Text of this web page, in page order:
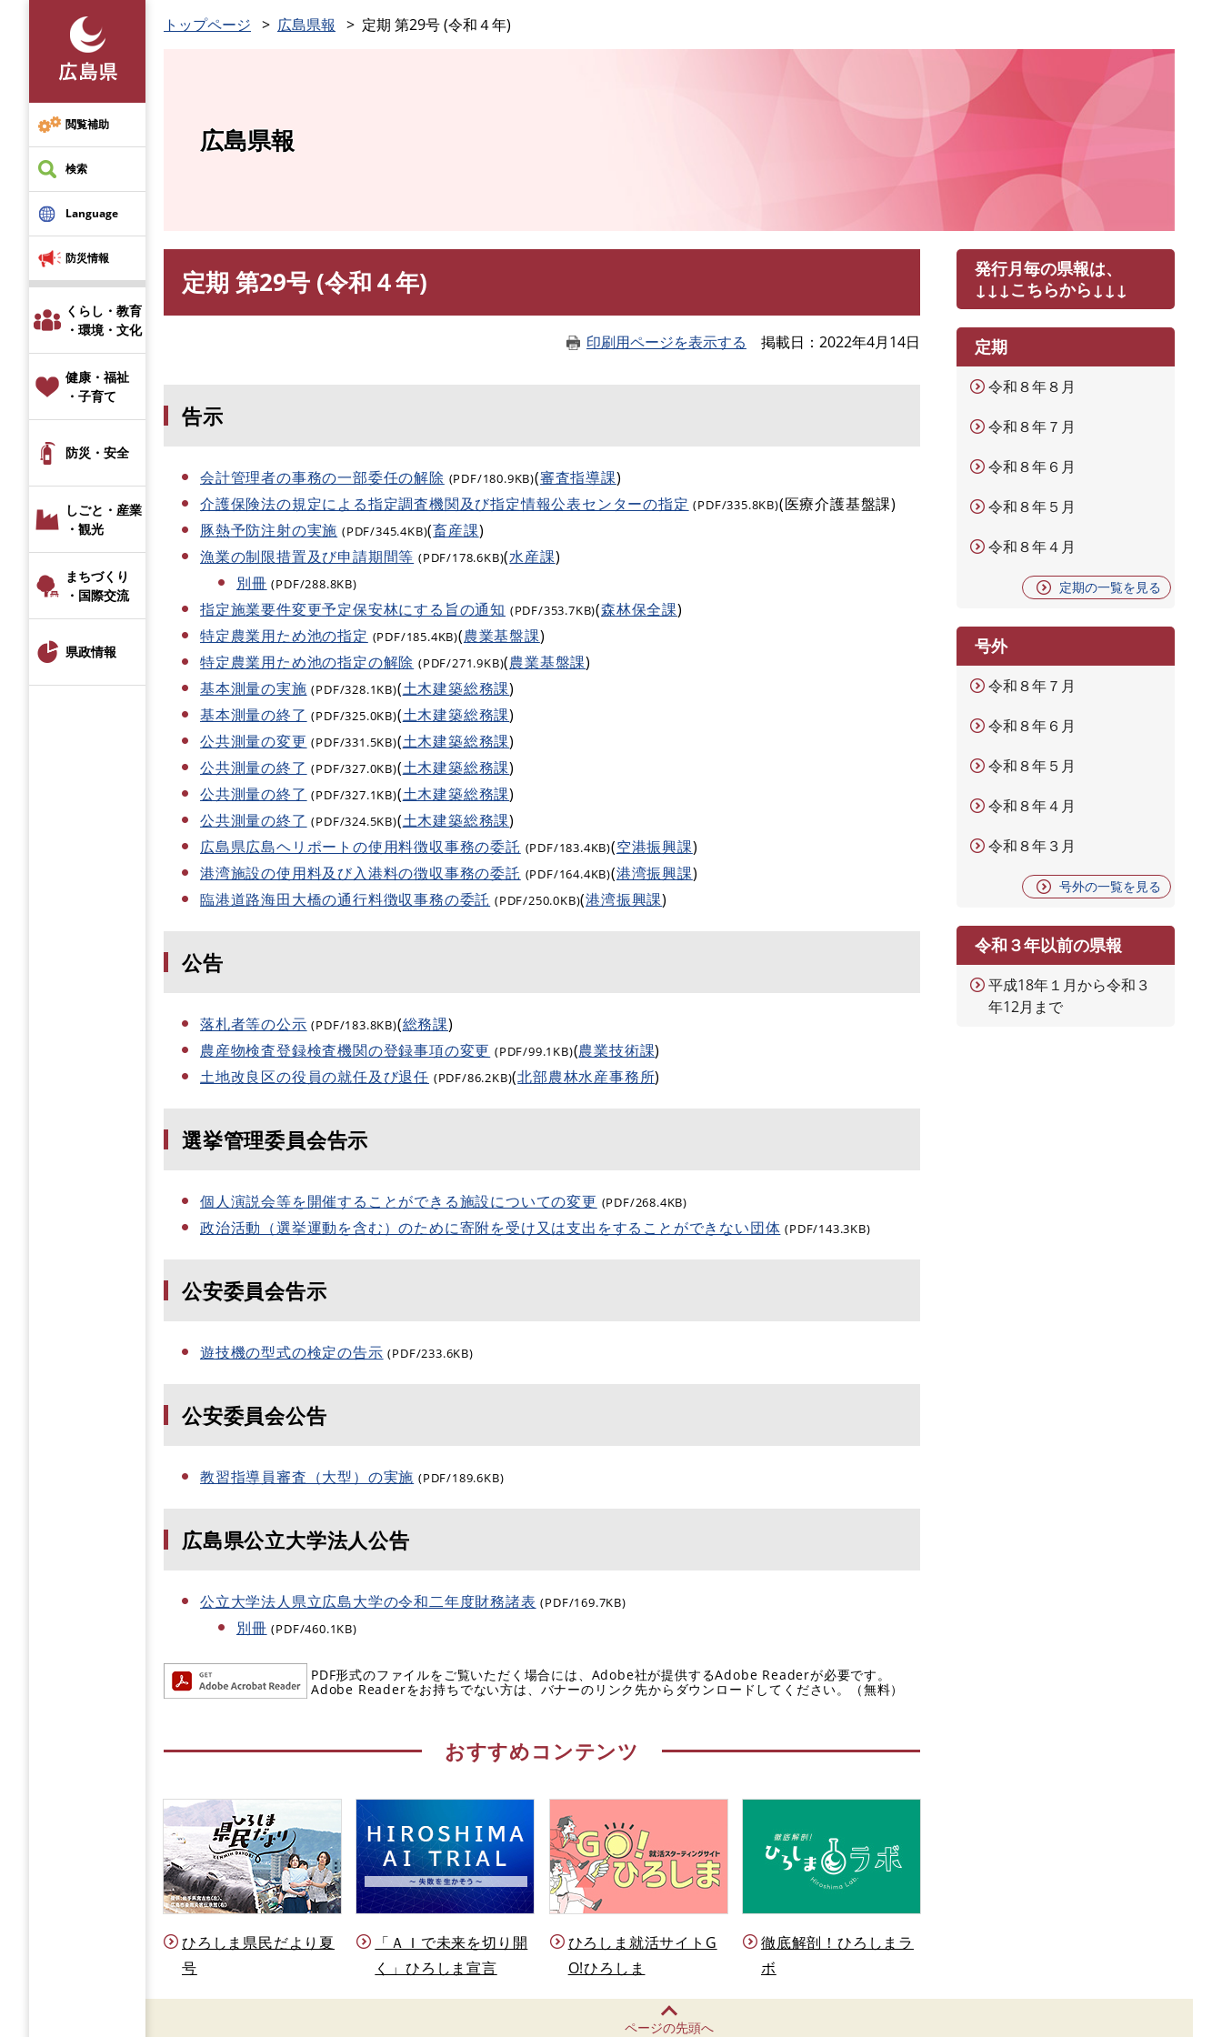
先
頭
で
す
閲覧補助
検索
Language
防災情報
くらし・教育
・環境・文化
健康・福祉
・子育て
防災・安全
しごと・産業
・観光
まちづくり
・国際交流
県政情報
トップページ 広島県報 定期 第29号 (令和４年)
広島県報
定期 第29号 (令和４年)
印刷用ページを表示する 掲載日 2022年4月14日
告示
会計管理者の事務の一部委任の解除 (PDF/180.9KB)(審査指導課)
介護保険法の規定による指定調査機関及び指定情報公表センターの指定 (PDF/335.8KB)(医療介護基盤課)
豚熱予防注射の実施 (PDF/345.4KB)(畜産課)
漁業の制限措置及び申請期間等 (PDF/178.6KB)(水産課)
別冊 (PDF/288.8KB)
指定施業要件変更予定保安林にする旨の通知 (PDF/353.7KB)(森林保全課)
特定農業用ため池の指定 (PDF/185.4KB)(農業基盤課)
特定農業用ため池の指定の解除 (PDF/271.9KB)(農業基盤課)
基本測量の実施 (PDF/328.1KB)(土木建築総務課)
基本測量の終了 (PDF/325.0KB)(土木建築総務課)
公共測量の変更 (PDF/331.5KB)(土木建築総務課)
公共測量の終了 (PDF/327.0KB)(土木建築総務課)
公共測量の終了 (PDF/327.1KB)(土木建築総務課)
公共測量の終了 (PDF/324.5KB)(土木建築総務課)
広島県広島ヘリポートの使用料徴収事務の委託 (PDF/183.4KB)(空港振興課)
港湾施設の使用料及び入港料の徴収事務の委託 (PDF/164.4KB)(港湾振興課)
臨港道路海田大橋の通行料徴収事務の委託 (PDF/250.0KB)(港湾振興課)
公告
落札者等の公示 (PDF/183.8KB)(総務課)
農産物検査登録検査機関の登録事項の変更 (PDF/99.1KB)(農業技術課)
土地改良区の役員の就任及び退任 (PDF/86.2KB)(北部農林水産事務所)
選挙管理委員会告示
個人演説会等を開催することができる施設についての変更 (PDF/268.4KB)
政治活動（選挙運動を含む）のために寄附を受け又は支出をすることができない団体 (PDF/143.3KB)
公安委員会告示
遊技機の型式の検定の告示 (PDF/233.6KB)
公安委員会公告
教習指導員審査（大型）の実施 (PDF/189.6KB)
広島県公立大学法人公告
公立大学法人県立広島大学の令和二年度財務諸表 (PDF/169.7KB)
別冊 (PDF/460.1KB)
PDF形式のファイルをご覧いただく場合には、Adobe社が提供するAdobe Readerが必要です。
Adobe Readerをお持ちでない方は、バナーのリンク先からダウンロードしてください。（無料）
おすすめコンテンツ
ひろしま県民だより夏
号
「ＡＩで未来を切り開
く」ひろしま宣言
ひろしま就活サイトG
O!ひろしま
徹底解剖！ひろしまラ
ボ
発行月毎の県報は、
↓↓↓こちらから↓↓↓
定期
令和８年８月
令和８年７月
令和８年６月
令和８年５月
令和８年４月
定期の一覧を見る
号外
令和８年７月
令和８年６月
令和８年５月
令和８年４月
令和８年３月
号外の一覧を見る
令和３年以前の県報
平成18年１月から令和３
年12月まで
ページの先頭へ